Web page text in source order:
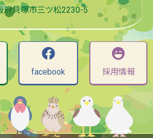
府貝塚市三ツ松2230-5
facebook 採用情報